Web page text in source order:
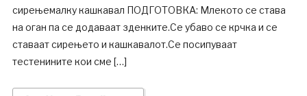
сирењемалку кашкавал ПОДГОТОВКА: Млекото се става
на оган па се додаваат зденките.Се убаво се крчка и се
ставаат сирењето и кашкавалот.Се посипуваат
тестенините кои сме […]